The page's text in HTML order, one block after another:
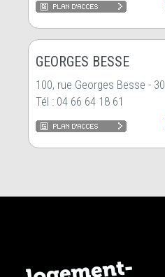
GEORGES BESSE
100, rue Georges Besse -
Tél : 04 66 64 18 61